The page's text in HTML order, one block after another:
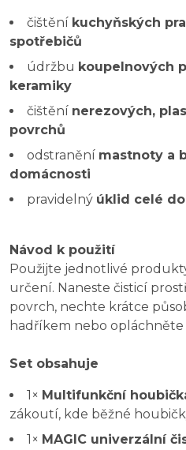
čištění kuchyňských
spotřebičů
údržbu koupelnových
keramiky
čištění nerezových,
povrchů
odstranění mastnoty a
domácnosti
pravidelný úklid celé
Návod k použití
Použijte jednotlivé
určení. Naneste čisticí
povrch, nechte krátce
hadříkem nebo opláchněte
Set obsahuje
1× Multifunkční
zákoutí, kde běžné
1× MAGIC univerzální